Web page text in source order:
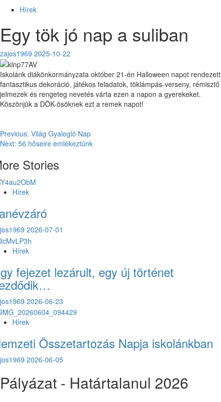
Hírek
Egy tök jó nap a suliban
zajos1969 2025-10-22
Iskolánk diákönkormányzata október 21-én Halloween napot rendezett
fantasztikus dekoráció, játékos feladatok, töklámpás-verseny, rémisztő
jelmezek és rengeteg nevetés várta ezen a napon a gyerekeket.
Köszönjük a DÖK-ösöknek ezt a remek napot!
Post
navigation
Previous: Világ Gyalogló Nap
Next: 56 hőseire emlékeztünk
Stories
Hírek
2026-07-01
Hírek
fejezet lezárult, egy új történet
2026-06-23
Hírek
Összetartozás Napja iskolánkban
2026-06-05
Pályázat - Határtalanul 2026